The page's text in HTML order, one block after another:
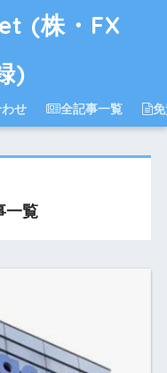
(株・FX
)
せ 全記事一覧
一覧